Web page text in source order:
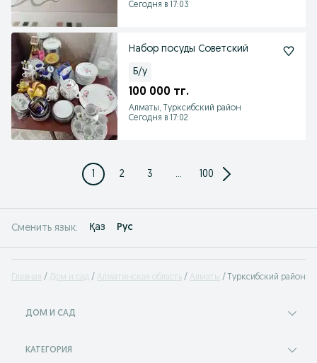
Сегодня в 17:03
Набор посуды Советский
Б/у
100 000 тг.
Алматы, Турксибский район
Сегодня в 17:02
1 2 3 ... 100
Сменить язык: Қаз Рус
Главная Дом и сад Алматинская область Алматы Турксибский район
ДОМ И САД
КАТЕГОРИЯ